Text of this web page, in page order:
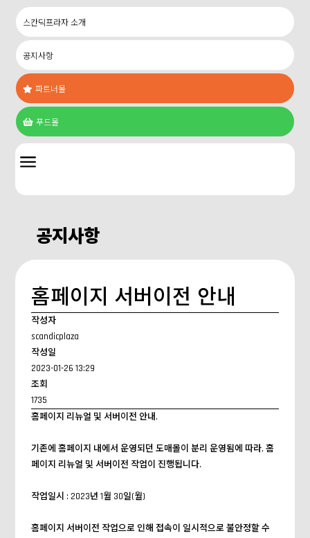
스칸딕프라자 소개
공지사항
 파트너몰
 푸드몰
a
공지사항
홈페이지 서버이전 안내
작성자
scandicplaza
작성일
2023-01-26 13:29
조회
1735
홈페이지 리뉴얼 및 서버이전 안내.
기존에 홈페이지 내에서 운영되던 도매몰이 분리 운영됨에 따라, 홈
페이지 리뉴얼 및 서버이전 작업이 진행됩니다.
작업일시 : 2023년 1월 30일(월)
홈페이지 서버이전 작업으로 인해 접속이 일시적으로 불안정할 수